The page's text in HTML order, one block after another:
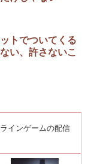
トでついてくる
い、許さないこ
インゲームの配信